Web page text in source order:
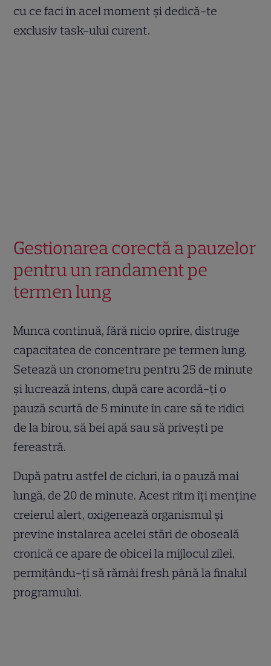
cu ce faci în acel moment și dedică-te
exclusiv task-ului curent.
Gestionarea corectă a pauzelor
pentru un randament pe
termen lung
Munca continuă, fără nicio oprire, distruge
capacitatea de concentrare pe termen lung.
Setează un cronometru pentru 25 de minute
și lucrează intens, după care acordă-ți o
pauză scurtă de 5 minute în care să te ridici
de la birou, să bei apă sau să privești pe
fereastră.
După patru astfel de cicluri, ia o pauză mai
lungă, de 20 de minute. Acest ritm îți menține
creierul alert, oxigenează organismul și
previne instalarea acelei stări de oboseală
cronică ce apare de obicei la mijlocul zilei,
permițându-ți să rămâi fresh până la finalul
programului.